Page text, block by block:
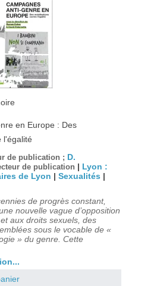
en Europe : Des
l'égalité
de publication ; D.
de publication | Lyon :
de Lyon | Sexualités |
de progrès constant,
nouvelle vague d’opposition
aux droits sexuels, des
sous le vocable de «
» du genre. Cette